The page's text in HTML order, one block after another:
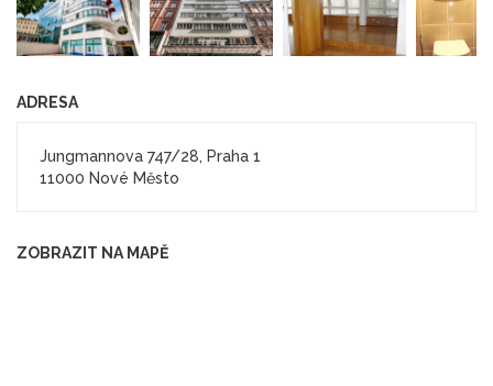
ADRESA
Jungmannova 747/28, Praha 1
11000 Nové Město
ZOBRAZIT NA MAPĚ